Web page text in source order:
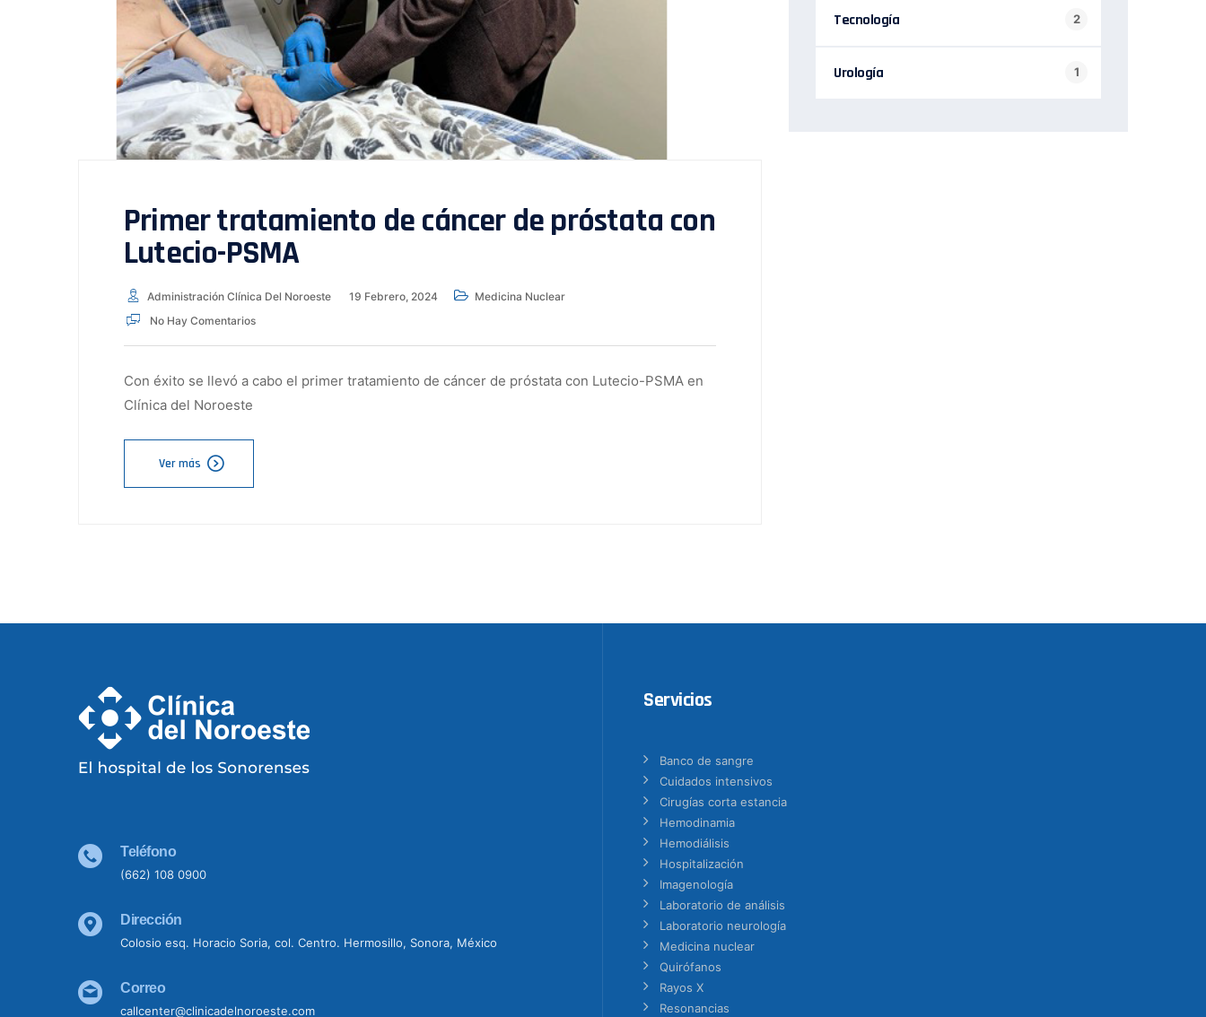
Primer tratamiento de cáncer de próstata con
Lutecio-PSMA
Administración Clínica Del Noroeste 19 Febrero, 2024
Medicina Nuclear
No Hay Comentarios
Con éxito se llevó a cabo el primer tratamiento de cáncer de próstata con Lutecio-PSMA en
Clínica del Noroeste
Ver más
Tecnología 2
Urología 1
Teléfono
(662) 108 0900
Dirección
Colosio esq. Horacio Soria, col. Centro. Hermosillo, Sonora, México
Correo
callcenter@clinicadelnoroeste.com
Servicios
Banco de sangre
Cuidados intensivos
Cirugías corta estancia
Hemodinamia
Hemodiálisis
Hospitalización
Imagenología
Laboratorio de análisis
Laboratorio neurología
Medicina nuclear
Quirófanos
Rayos X
Resonancias